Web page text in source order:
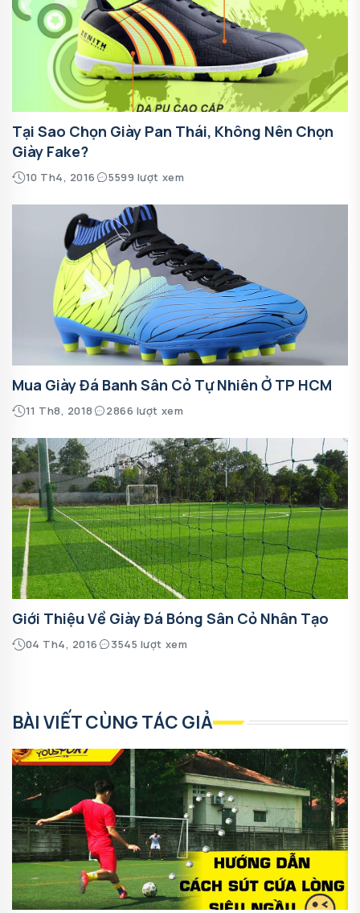
Tại Sao Chọn Giày Pan Thái, Không Nên Chọn
Giày Fake?
10 Th4, 2016 5599 lượt xem
Mua Giày Đá Banh Sân Cỏ Tự Nhiên Ở TP HCM
11 Th8, 2018 2866 lượt xem
Giới Thiệu Về Giày Đá Bóng Sân Cỏ Nhân Tạo
04 Th4, 2016 3545 lượt xem
BÀI VIẾT CÙNG TÁC GIẢ